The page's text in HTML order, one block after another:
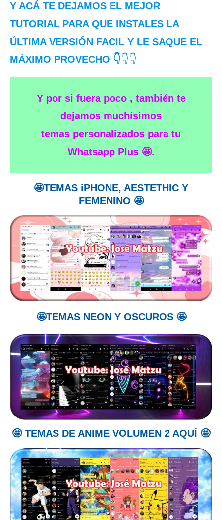
Y ACÁ TE DEJAMOS EL MEJOR
TUTORIAL PARA QUE INSTALES LA
ÚLTIMA VERSIÓN FACIL Y LE SAQUE EL
MÁXIMO PROVECHO 👇👇👇
Y por si fuera poco , también te
dejamos muchísimos
temas personalizados para tu
Whatsapp Plus 🤩.
🤩TEMAS iPHONE, AESTETHIC Y
FEMENINO 🤩
🤩TEMAS NEON Y OSCUROS 🤩
🤩 TEMAS DE ANIME VOLUMEN 2 AQUÍ 🤩